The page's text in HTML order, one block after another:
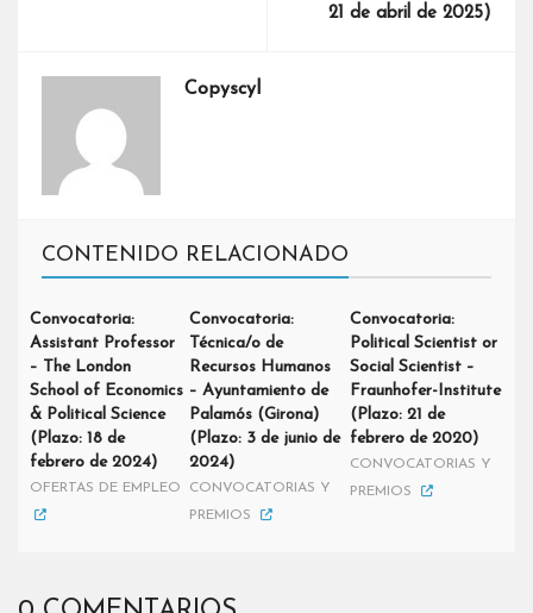
21 de abril de 2025)
Copyscyl
CONTENIDO RELACIONADO
Convocatoria:
Assistant Professor
– The London
School of Economics
& Political Science
(Plazo: 18 de
febrero de 2024)
OFERTAS DE EMPLEO
Convocatoria:
Técnica/o de
Recursos Humanos
– Ayuntamiento de
Palamós (Girona)
(Plazo: 3 de junio de
2024)
CONVOCATORIAS Y
PREMIOS
Convocatoria:
Political Scientist or
Social Scientist –
Fraunhofer-Institute
(Plazo: 21 de
febrero de 2020)
CONVOCATORIAS Y
PREMIOS